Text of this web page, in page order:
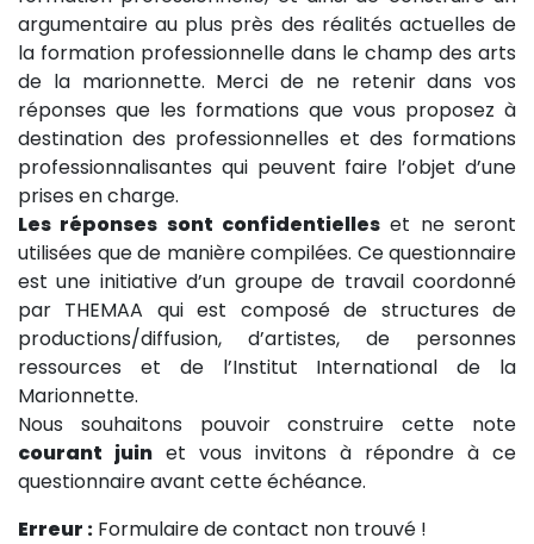
argumentaire au plus près des réalités actuelles de
la formation professionnelle dans le champ des arts
de la marionnette. Merci de ne retenir dans vos
réponses que les formations que vous proposez à
destination des professionnelles et des formations
professionnalisantes qui peuvent faire l’objet d’une
prises en charge.
Les réponses sont confidentielles et ne seront
utilisées que de manière compilées. Ce questionnaire
est une initiative d’un groupe de travail coordonné
par THEMAA qui est composé de structures de
productions/diffusion, d’artistes, de personnes
ressources et de l’Institut International de la
Marionnette.
Nous souhaitons pouvoir construire cette note
courant juin et vous invitons à répondre à ce
questionnaire avant cette échéance.
Erreur : Formulaire de contact non trouvé !